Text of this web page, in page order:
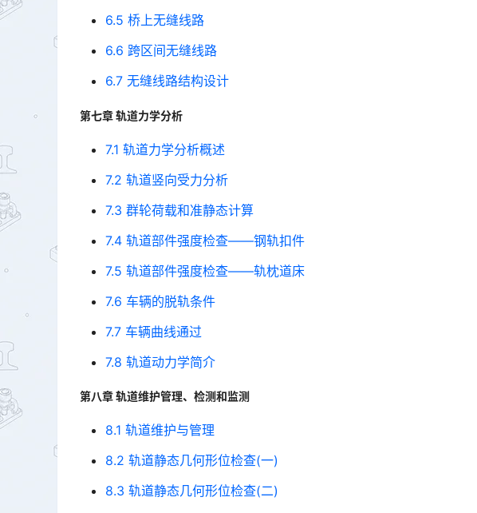
6.5 桥上无缝线路
6.6 跨区间无缝线路
6.7 无缝线路结构设计
第七章 轨道力学分析
7.1 轨道力学分析概述
7.2 轨道竖向受力分析
7.3 群轮荷载和准静态计算
7.4 轨道部件强度检查——钢轨扣件
7.5 轨道部件强度检查——轨枕道床
7.6 车辆的脱轨条件
7.7 车辆曲线通过
7.8 轨道动力学简介
第八章 轨道维护管理、检测和监测
8.1 轨道维护与管理
8.2 轨道静态几何形位检查(一)
8.3 轨道静态几何形位检查(二)